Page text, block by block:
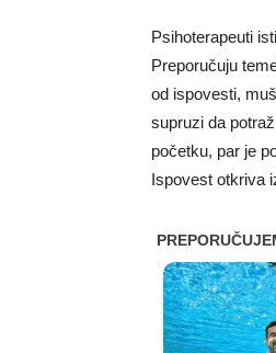
Psihoterapeuti
Preporučuju
od ispovesti,
supruzi da
početku, par je
Ispovest otkriva